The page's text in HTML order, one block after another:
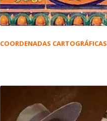
COORDENADAS CARTOGRÁFICAS